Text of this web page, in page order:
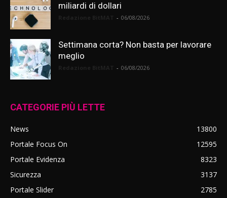
miliardi di dollari
- 06/08/2026
Settimana corta? Non basta per lavorare
meglio
- 06/08/2026
CATEGORIE PIÙ LETTE
News
13800
Portale Focus On
12595
Portale Evidenza
8323
Sicurezza
3137
Portale Slider
2785